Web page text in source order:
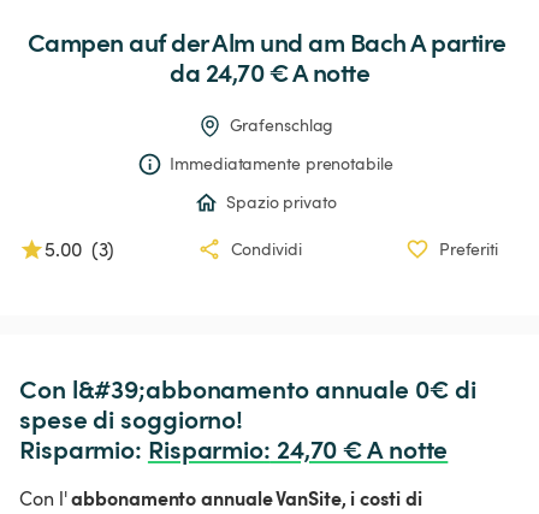
CampenaufderAlm undam Bach A partire
da 24,70 € A notte
Grafenschlag
Immediatamente prenotabile
Spazio privato
5.00 (3) Condividi Preferiti
Con l&#39;abbonamento annuale 0€ di
spese di soggiorno!
Risparmio: Risparmio: 24,70 € A notte
Con l'abbonamento annuale VanSite, i costi di